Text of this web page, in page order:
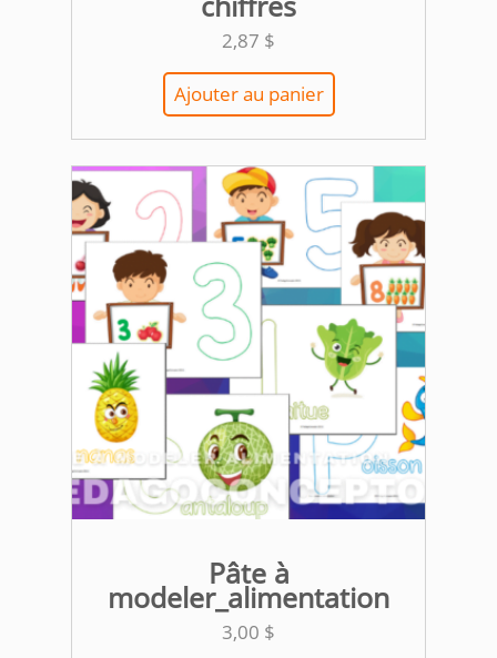
2,87 $
Ajouter au panier
Pâte à
modeler_alimentation
3,00 $